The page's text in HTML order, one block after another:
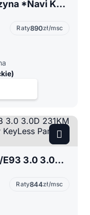
Hyundai Tucson III 1.6 Benzyna *Navi Kamera LED Tempomat Klimatronic Grzane Fotele PIĘKNY
Raty890zł/msc
BMW Seria 3 E90/E91/E92/E93 3.0 3.0D 231KM M57 M PAKIET Radar Navi Skóry KeyLess Pamięć Foteli Szyber
Raty844zł/msc